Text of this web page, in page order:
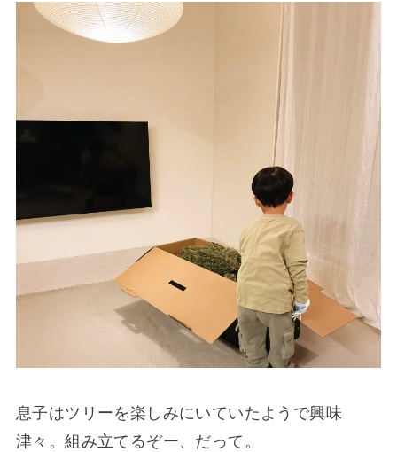
息子はツリーを楽しみにいていたようで興味
津々。組み立てるぞー、だって。